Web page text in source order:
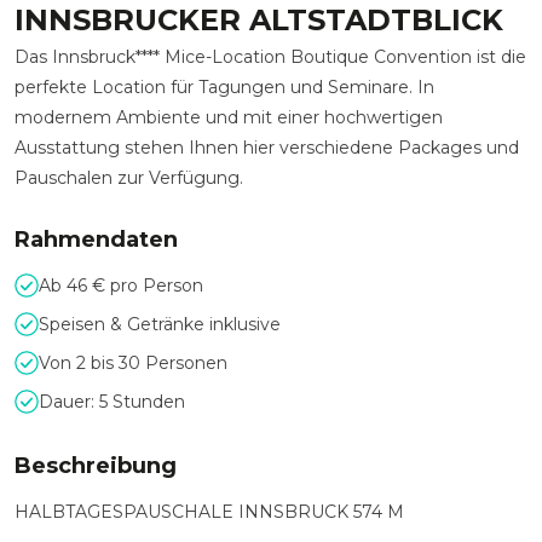
INNSBRUCKER ALTSTADTBLICK
Das Innsbruck**** Mice-Location Boutique Convention ist die
perfekte Location für Tagungen und Seminare. In
modernem Ambiente und mit einer hochwertigen
Ausstattung stehen Ihnen hier verschiedene Packages und
Pauschalen zur Verfügung.
Rahmendaten
Ab 46 € pro Person
Speisen & Getränke inklusive
Von 2 bis 30 Personen
Dauer: 5 Stunden
Beschreibung
HALBTAGESPAUSCHALE INNSBRUCK 574 M